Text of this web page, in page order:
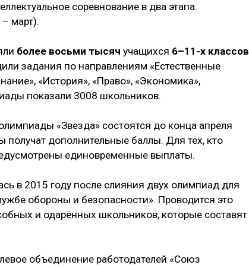
соревнование в два этапа:
март).
более восьми тысяч учащихся 6–11-х классов
задания по направлениям «Естественные
«История», «Право», «Экономика»,
показали 3008 школьников.
«Звезда» состоятся до конца апреля
получат дополнительные баллы. Для тех, кто
единовременные выплаты.
в 2015 году после слияния двух олимпиад для
обороны и безопасности». Проводится это
и одарённых школьников, которые составят
объединение работодателей «Союз